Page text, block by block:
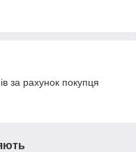
за рахунок покупця